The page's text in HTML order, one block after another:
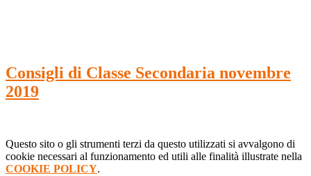
Consigli di Classe Secondaria novembre
2019
Questo sito o gli strumenti terzi da questo utilizzati si avvalgono di
cookie necessari al funzionamento ed utili alle finalità illustrate nella
COOKIE POLICY.